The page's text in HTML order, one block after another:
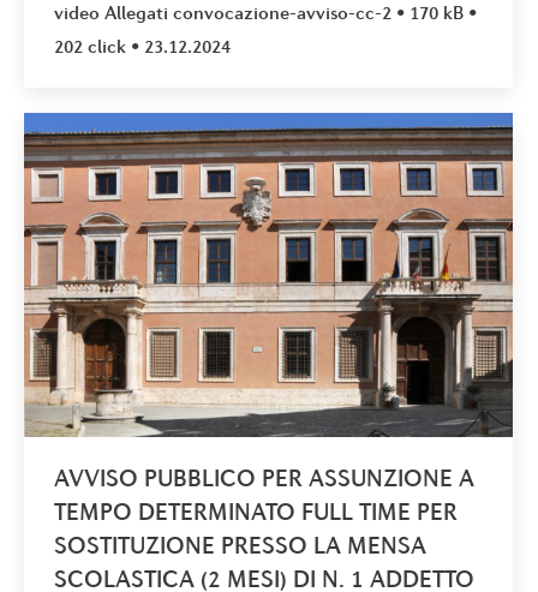
video Allegati convocazione-avviso-cc-2 • 170 kB •
202 click • 23.12.2024
AVVISO PUBBLICO PER ASSUNZIONE A
TEMPO DETERMINATO FULL TIME PER
SOSTITUZIONE PRESSO LA MENSA
SCOLASTICA (2 MESI) DI N. 1 ADDETTO